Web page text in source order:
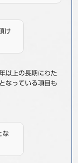
け
以上の長期にわた
なっている項目も
な